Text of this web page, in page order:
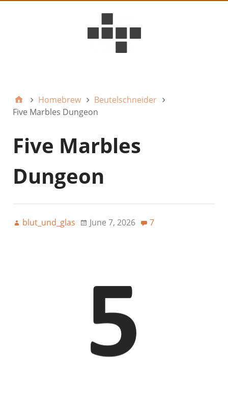
Homebrew
Beutelschneider
Five Marbles Dungeon
Five Marbles
Dungeon
blut_und_glas June 7, 2026 7